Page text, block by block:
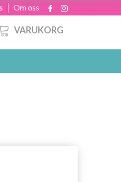
Om oss
VARUKORG